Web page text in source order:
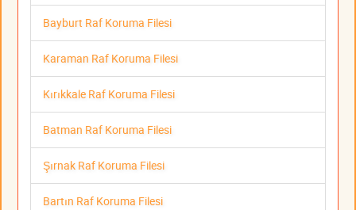
Bayburt Raf Koruma Filesi
Karaman Raf Koruma Filesi
Kırıkkale Raf Koruma Filesi
Batman Raf Koruma Filesi
Şırnak Raf Koruma Filesi
Bartın Raf Koruma Filesi